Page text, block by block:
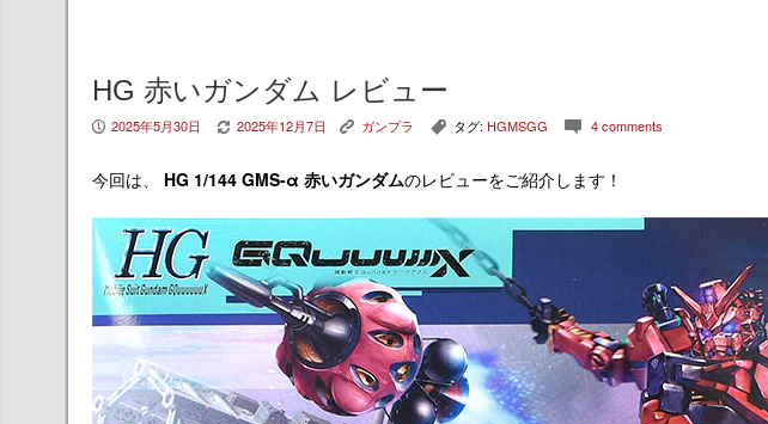
HG 赤いガンダム レビュー
P 2025年5月30日 V 2025年12月7日 K ガンプラ , タグ: HGMSGG c 4 comments
今回は、 HG 1/144 GMS-α 赤いガンダムのレビューをご紹介します！